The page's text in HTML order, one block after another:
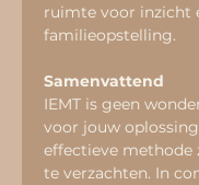
ruimte voor inzicht
familieopstelling.
Samenvattend
IEMT is geen
voor jouw
effectieve methode
te verzachten. In